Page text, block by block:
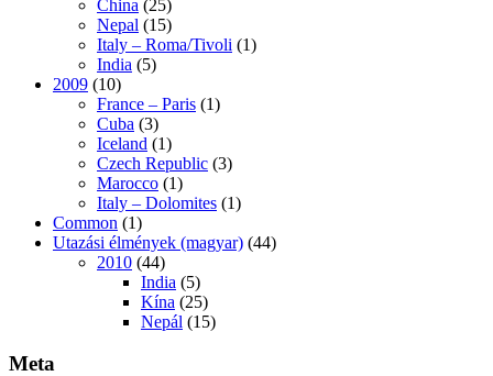
China (25)
Nepal (15)
Italy – Roma/Tivoli (1)
India (5)
2009 (10)
France – Paris (1)
Cuba (3)
Iceland (1)
Czech Republic (3)
Marocco (1)
Italy – Dolomites (1)
Common (1)
Utazási élmények (magyar) (44)
2010 (44)
India (5)
Kína (25)
Nepál (15)
Meta